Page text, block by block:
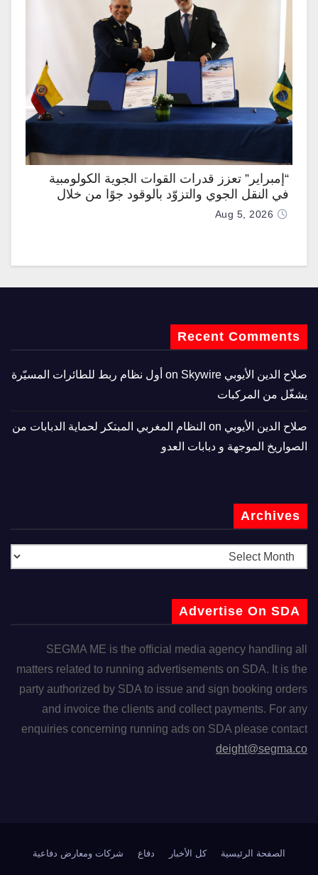
“إمبراير” تعزز قدرات القوات الجوية الكولومبية
في النقل الجوي والتزوّد بالوقود جوًا من خلال
تزويدها بطائرتي “كيه سي-390 ميلينيوم”
Aug 5, 2026
Recent Comments
صلاح الدين الأيوبي
Skywire أول نظام ربط للطائرات المسيّرة
يشغّل من المركبات
صلاح الدين الأيوبي
النظام المغربي المبتكر لحماية الدبابات من
الصواريخ الموجهة و دبابات العدو
Archives
Advertise On SDA
SEGMA ME is the official media agency handling all
matters related to running advertisements on SDA. It is the
party authorized by SDA to issue and sign booking orders
and invoice the clients and collect payments. For any
enquiries concerning running ads on SDA please contact
deight@segma.co
الصفحة الرئيسية كل الأخبار دفاع شركات ومعارض دفاعية